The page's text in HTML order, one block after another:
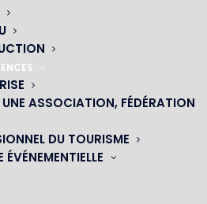
ASSOCIATION, FÉDÉRATION
DU TOURISME
CÉSAR
|
Maine 75015 PARIS